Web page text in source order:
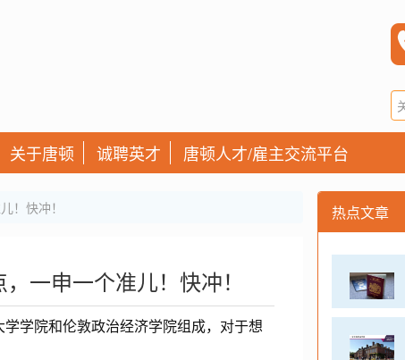
关于唐顿 诚聘英才 唐顿人才/雇主交流平台
！快冲！
一申一个准儿！快冲！
学院和伦敦政治经济学院组成，对于想
热点文章